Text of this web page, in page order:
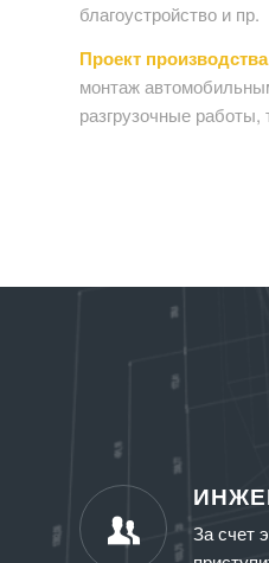
благоустройство и пр.
Проект
монтаж
разгрузочные
За счет